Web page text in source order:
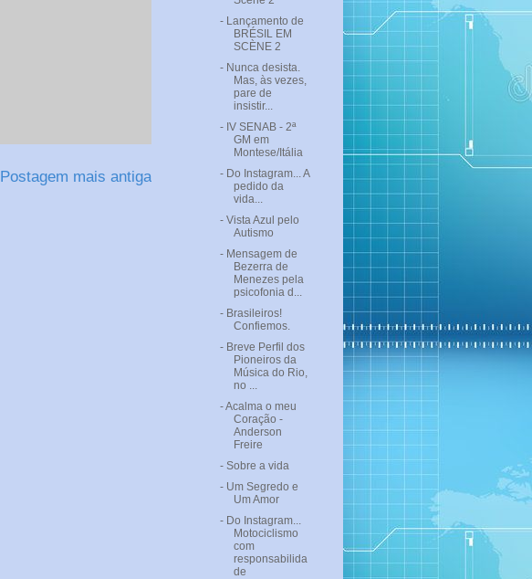
Postagem mais antiga
- Lançamento de
BRÉSIL EM
SCÈNE 2
- Nunca desista.
Mas, às vezes,
pare de
insistir...
- IV SENAB - 2ª
GM em
Montese/Itália
- Do Instagram... A
pedido da
vida...
- Vista Azul pelo
Autismo
- Mensagem de
Bezerra de
Menezes pela
psicofonia d...
- Brasileiros!
Confiemos.
- Breve Perfil dos
Pioneiros da
Música do Rio,
no ...
- Acalma o meu
Coração -
Anderson
Freire
- Sobre a vida
- Um Segredo e
Um Amor
- Do Instagram...
Motociclismo
com
responsabilida
de